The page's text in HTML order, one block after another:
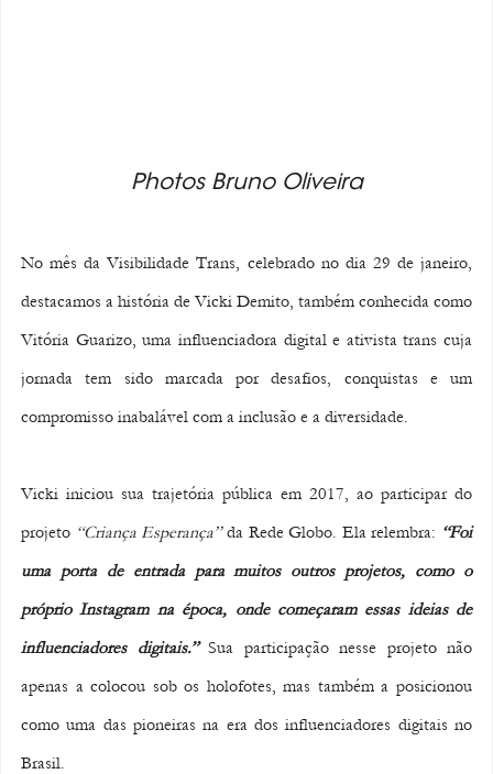
Photos Bruno Oliveira
No mês da Visibilidade Trans, celebrado no dia 29 de janeiro,
destacamos a história de Vicki Demito, também conhecida como
Vitória Guarizo, uma influenciadora digital e ativista trans cuja
jornada tem sido marcada por desafios, conquistas e um
compromisso inabalável com a inclusão e a diversidade.
Vicki iniciou sua trajetória pública em 2017, ao participar do
projeto “Criança Esperança” da Rede Globo. Ela relembra: “Foi
uma porta de entrada para muitos outros projetos, como o
próprio Instagram na época, onde começaram essas ideias de
influenciadores digitais.” Sua participação nesse projeto não
apenas a colocou sob os holofotes, mas também a posicionou
como uma das pioneiras na era dos influenciadores digitais no
Brasil.